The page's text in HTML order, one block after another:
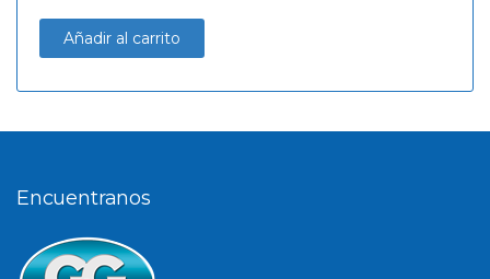
Añadir al carrito
Encuentranos